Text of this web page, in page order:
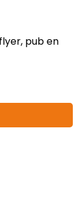
pub en